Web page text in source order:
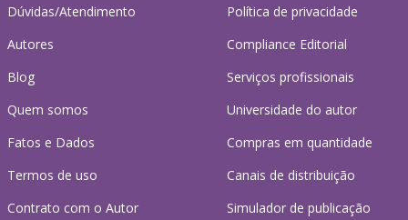
Dúvidas/Atendimento
Autores
Blog
Quem somos
Fatos e Dados
Termos de uso
Contrato com o Autor
Política de privacidade
Compliance Editorial
Serviços profissionais
Universidade do autor
Compras em quantidade
Canais de distribuição
Simulador de publicação